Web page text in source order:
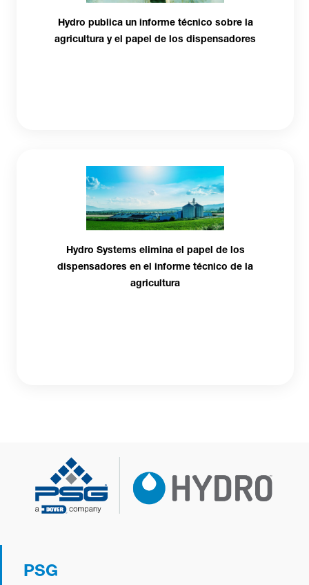
Hydro publica un informe técnico sobre la
agricultura y el papel de los dispensadores
Hydro Systems elimina el papel de los
dispensadores en el informe técnico de la
agricultura
PSG